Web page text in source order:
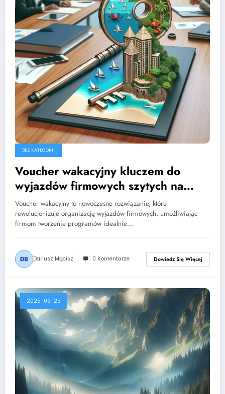
BEZ KATEGORII
Voucher wakacyjny kluczem do
wyjazdów firmowych szytych na
miarę
Voucher wakacyjny to nowoczesne rozwiązanie, które
rewolucjonizuje organizację wyjazdów firmowych, umożliwiając
firmom tworzenie programów idealnie…
Dariusz Mącisz 0 Komentarze Dowiedz Się Więcej
2025-09-25